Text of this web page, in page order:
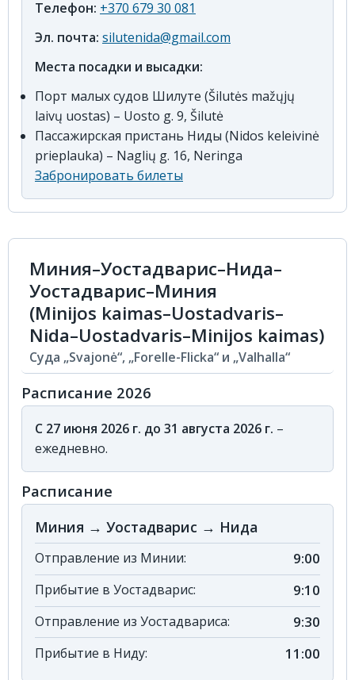
Телефон: +370 679 30 081
Эл. почта: silutenida@gmail.com
Места посадки и высадки:
Порт малых судов Шилуте (Šilutės mažųjų
laivų uostas) – Uosto g. 9, Šilutė
Пассажирская пристань Ниды (Nidos keleivinė
prieplauka) – Naglių g. 16, Neringa
Забронировать билеты
Миния–Уостадварис–Нида–
Уостадварис–Миния
(Minijos kaimas–Uostadvaris–
Nida–Uostadvaris–Minijos kaimas)
Суда „Svajonė“, „Forelle-Flicka“ и „Valhalla“
Расписание 2026
С 27 июня 2026 г. до 31 августа 2026 г. –
ежедневно.
Расписание
Миния → Уостадварис → Нида
Отправление из Минии: 9:00
Прибытие в Уостадварис: 9:10
Отправление из Уостадвариса: 9:30
Прибытие в Ниду: 11:00